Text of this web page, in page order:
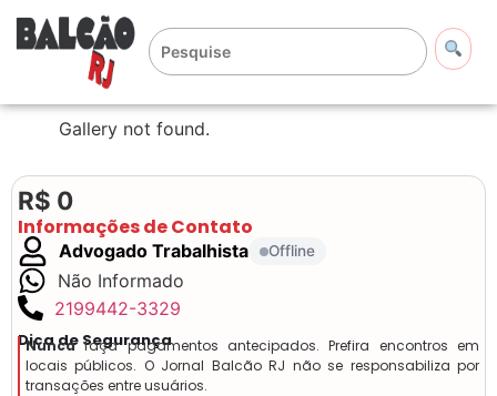
Gallery not found.
R$ 0
Informações de Contato
Advogado Trabalhista Offline
Não Informado
2199442-3329
Dica de Segurança
Nuncafaça pagamentos antecipados. Prefira encontros em
locais públicos. O Jornal Balcão RJ não se responsabiliza por
transações entre usuários.